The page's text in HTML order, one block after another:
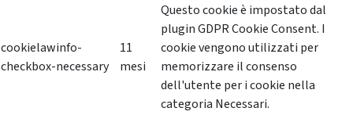
cookielawinfo-
checkbox-necessary
11
mesi
Questo cookie è impostato dal
plugin GDPR Cookie Consent. I
cookie vengono utilizzati per
memorizzare il consenso
dell'utente per i cookie nella
categoria Necessari.